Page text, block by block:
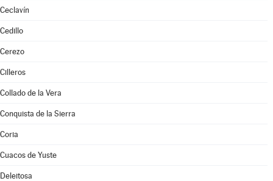
Ceclavín
Cedillo
Cerezo
Cilleros
Collado de la Vera
Conquista de la Sierra
Coria
Cuacos de Yuste
Deleitosa